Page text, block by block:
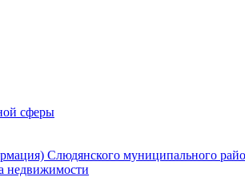
сферы
Слюдянского муниципального
недвижимости